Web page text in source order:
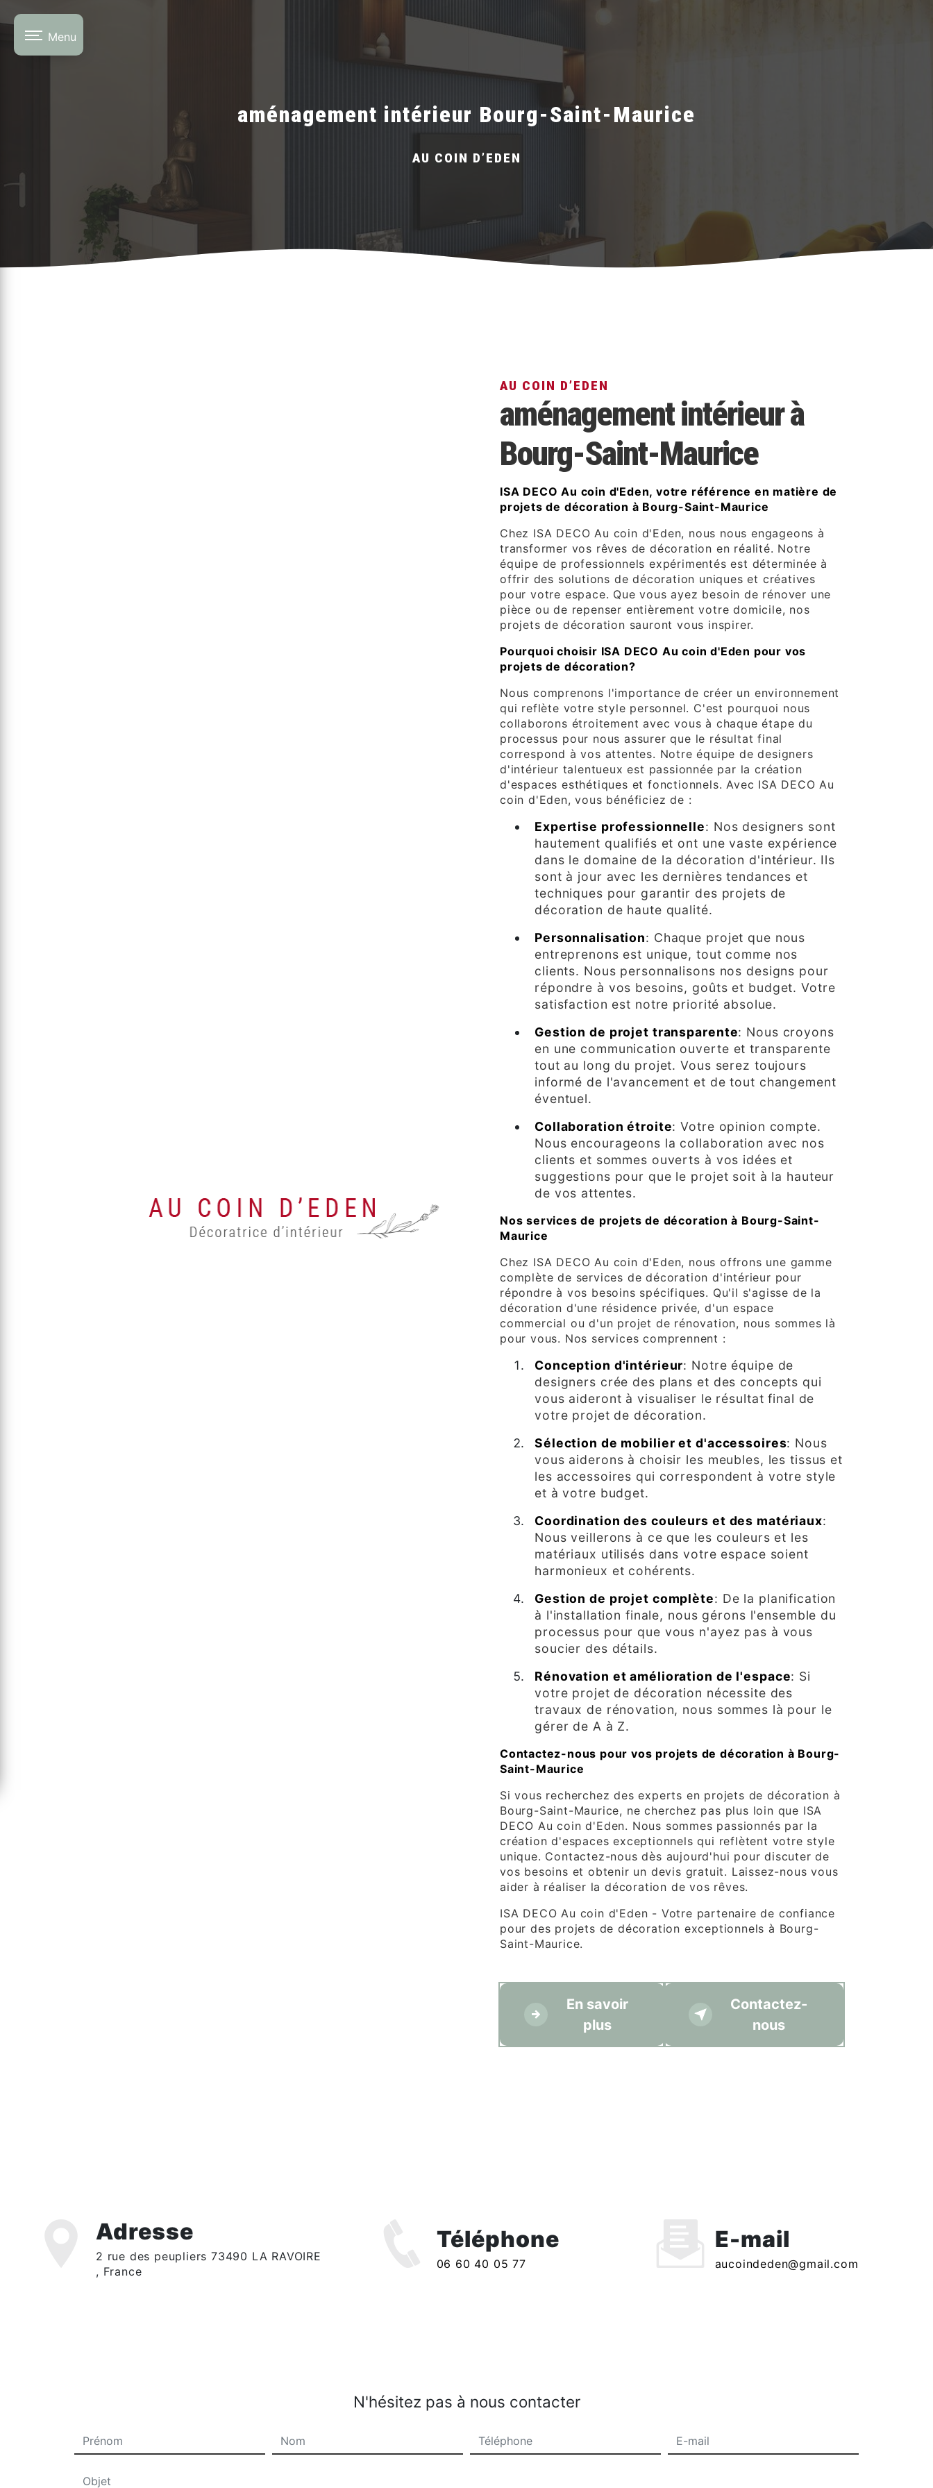
Menu
aménagement intérieur Bourg-Saint-Maurice
AU COIN D’EDEN
AU COIN D’EDEN
aménagement intérieur à
Bourg-Saint-Maurice
ISA DECO Au coin d'Eden, votre référence en matière de
projets de décoration à Bourg-Saint-Maurice
Chez ISA DECO Au coin d'Eden, nous nous engageons à
transformer vos rêves de décoration en réalité. Notre
équipe de professionnels expérimentés est déterminée à
offrir des solutions de décoration uniques et créatives
pour votre espace. Que vous ayez besoin de rénover une
pièce ou de repenser entièrement votre domicile, nos
projets de décoration sauront vous inspirer.
Pourquoi choisir ISA DECO Au coin d'Eden pour vos
projets de décoration?
Nous comprenons l'importance de créer un environnement
qui reflète votre style personnel. C'est pourquoi nous
collaborons étroitement avec vous à chaque étape du
processus pour nous assurer que le résultat final
correspond à vos attentes. Notre équipe de designers
d'intérieur talentueux est passionnée par la création
d'espaces esthétiques et fonctionnels. Avec ISA DECO Au
coin d'Eden, vous bénéficiez de :
Expertise professionnelle: Nos designers sont
hautement qualifiés et ont une vaste expérience
dans le domaine de la décoration d'intérieur. Ils
sont à jour avec les dernières tendances et
techniques pour garantir des projets de
décoration de haute qualité.
Personnalisation: Chaque projet que nous
entreprenons est unique, tout comme nos
clients. Nous personnalisons nos designs pour
répondre à vos besoins, goûts et budget. Votre
satisfaction est notre priorité absolue.
Gestion de projet transparente: Nous croyons
en une communication ouverte et transparente
tout au long du projet. Vous serez toujours
informé de l'avancement et de tout changement
éventuel.
Collaboration étroite: Votre opinion compte.
Nous encourageons la collaboration avec nos
clients et sommes ouverts à vos idées et
suggestions pour que le projet soit à la hauteur
de vos attentes.
Nos services de projets de décoration à Bourg-Saint-
Maurice
Chez ISA DECO Au coin d'Eden, nous offrons une gamme
complète de services de décoration d'intérieur pour
répondre à vos besoins spécifiques. Qu'il s'agisse de la
décoration d'une résidence privée, d'un espace
commercial ou d'un projet de rénovation, nous sommes là
pour vous. Nos services comprennent :
Conception d'intérieur: Notre équipe de
designers crée des plans et des concepts qui
vous aideront à visualiser le résultat final de
votre projet de décoration.
Sélection de mobilier et d'accessoires: Nous
vous aiderons à choisir les meubles, les tissus et
les accessoires qui correspondent à votre style
et à votre budget.
Coordination des couleurs et des matériaux:
Nous veillerons à ce que les couleurs et les
matériaux utilisés dans votre espace soient
harmonieux et cohérents.
Gestion de projet complète: De la planification
à l'installation finale, nous gérons l'ensemble du
processus pour que vous n'ayez pas à vous
soucier des détails.
Rénovation et amélioration de l'espace: Si
votre projet de décoration nécessite des
travaux de rénovation, nous sommes là pour le
gérer de A à Z.
Contactez-nous pour vos projets de décoration à Bourg-
Saint-Maurice
Si vous recherchez des experts en projets de décoration à
Bourg-Saint-Maurice, ne cherchez pas plus loin que ISA
DECO Au coin d'Eden. Nous sommes passionnés par la
création d'espaces exceptionnels qui reflètent votre style
unique. Contactez-nous dès aujourd'hui pour discuter de
vos besoins et obtenir un devis gratuit. Laissez-nous vous
aider à réaliser la décoration de vos rêves.
ISA DECO Au coin d'Eden - Votre partenaire de confiance
pour des projets de décoration exceptionnels à Bourg-
Saint-Maurice.
En savoir
plus
Contactez-
nous
Adresse
2 rue des peupliers 73490 LA RAVOIRE
, France
Téléphone
06 60 40 05 77
E-mail
aucoindeden@gmail.com
N'hésitez pas à nous contacter